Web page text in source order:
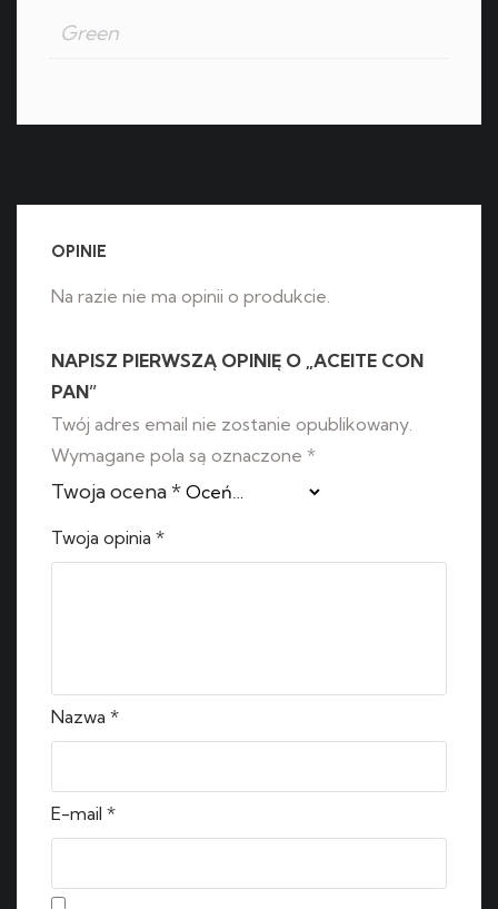
Green
OPINIE
Na razie nie ma opinii o produkcie.
NAPISZ PIERWSZĄ OPINIĘ O „ACEITE CON
PAN”
Twój adres email nie zostanie opublikowany.
Wymagane pola są oznaczone *
Twoja ocena*
Twoja opinia *
Nazwa *
E-mail *